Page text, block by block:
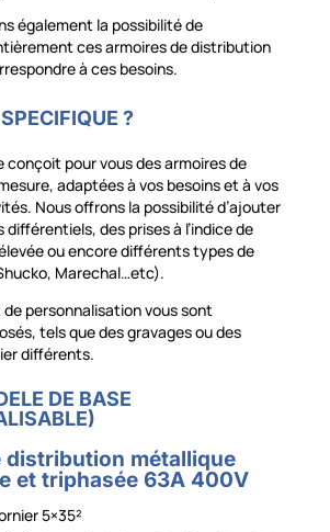
également la possibilité de
ces armoires de distribution
à ces besoins.
?
conçoit pour vous des armoires de
adaptées à vos besoins et à vos
Nous offrons la possibilité d’ajouter
des prises à l’indice de
ou encore différents types de
Marechal…etc).
personnalisation vous sont
tels que des gravages ou des
différents.
DE BASE
distribution métallique
et triphasée 63A 400V
5×35²